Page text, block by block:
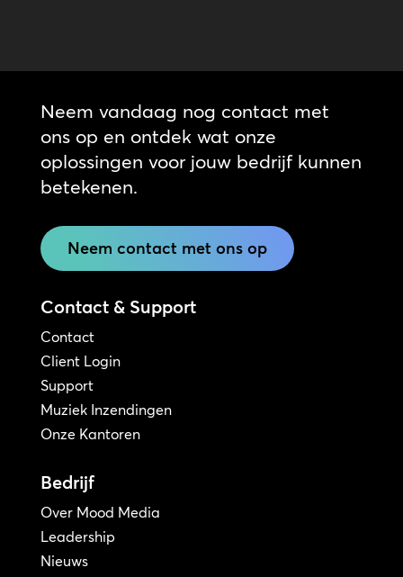
Neem vandaag nog contact met
ons op en ontdek wat onze
oplossingen voor jouw bedrijf kunnen
betekenen.
Neem contact met ons op
Contact & Support
Contact
Client Login
Support
Muziek Inzendingen
Onze Kantoren
Bedrijf
Over Mood Media
Leadership
Nieuws